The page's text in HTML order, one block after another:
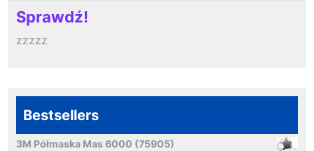
Sprawdź!
zzzzz
Bestsellers
3M Półmaska Mas 6000 (75905)